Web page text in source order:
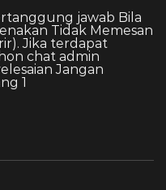
jawab Bila
Tidak Memesan
Jika terdapat
chat admin
Jangan
1